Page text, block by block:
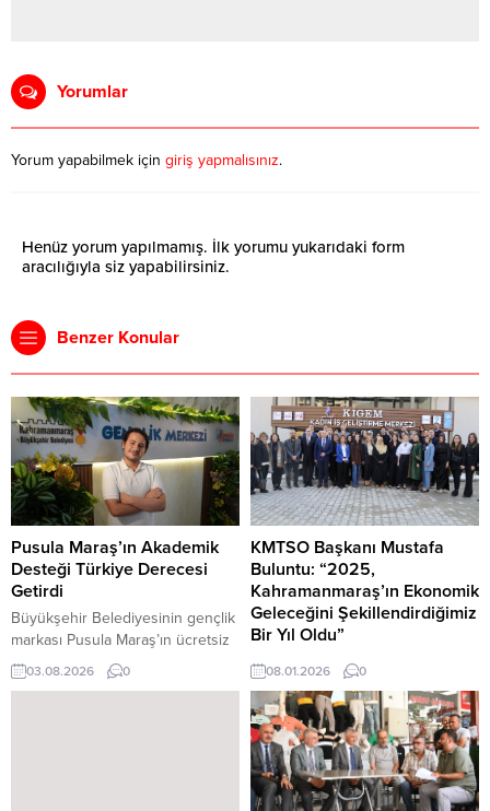
Yorumlar
Yorum yapabilmek için giriş yapmalısınız.
Henüz yorum yapılmamış. İlk yorumu yukarıdaki form
aracılığıyla siz yapabilirsiniz.
Benzer Konular
Pusula Maraş’ın Akademik
Desteği Türkiye Derecesi
Getirdi
Büyükşehir Belediyesinin gençlik
markası Pusula Maraş’ın ücretsiz
deneme sınavları, eğitim kampları
ve kurslarından yararlanan
03.08.2026 0
KMTSO Başkanı Mustafa
Buluntu: “2025,
Kahramanmaraş’ın Ekonomik
Geleceğini Şekillendirdiğimiz
Bir Yıl Oldu”
2025 yılına ilişkin
değerlendirmelerde bulunan
Kahramanmaraş Ticaret ve Sanayi
Odası (KMTSO) Yönetim Kurulu
Başkanı Mustafa Buluntu, 2025
yılının Kahramanmaraş iş dünyası
açısından yalnızca ekonomik
08.01.2026 0